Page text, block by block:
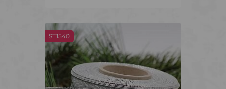
ST1540